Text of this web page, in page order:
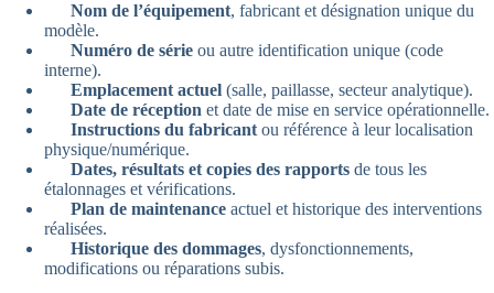
Nom de l’équipement, fabricant et désignation unique du
modèle.
Numéro de série ou autre identification unique (code
interne).
Emplacement actuel (salle, paillasse, secteur analytique).
Date de réception et date de mise en service opérationnelle.
Instructions du fabricant ou référence à leur localisation
physique/numérique.
Dates, résultats et copies des rapports de tous les
étalonnages et vérifications.
Plan de maintenance actuel et historique des interventions
réalisées.
Historique des dommages, dysfonctionnements,
modifications ou réparations subis.